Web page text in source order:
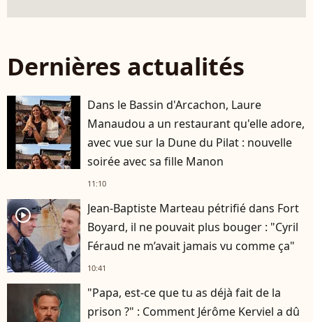
Dernières actualités
Dans le Bassin d'Arcachon, Laure
Manaudou a un restaurant qu'elle adore,
avec vue sur la Dune du Pilat : nouvelle
soirée avec sa fille Manon
11:10
player2
Jean-Baptiste Marteau pétrifié dans Fort
Boyard, il ne pouvait plus bouger : "Cyril
Féraud ne m’avait jamais vu comme ça"
10:41
"Papa, est-ce que tu as déjà fait de la
prison ?" : Comment Jérôme Kerviel a dû